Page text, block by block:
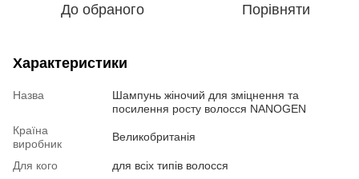
До обраного Порівняти
Характеристики
Назва
Шампунь жіночий для зміцнення та
посилення росту волосся NANOGEN
Країна
виробник
Великобританія
Для кого
для всіх типів волосся